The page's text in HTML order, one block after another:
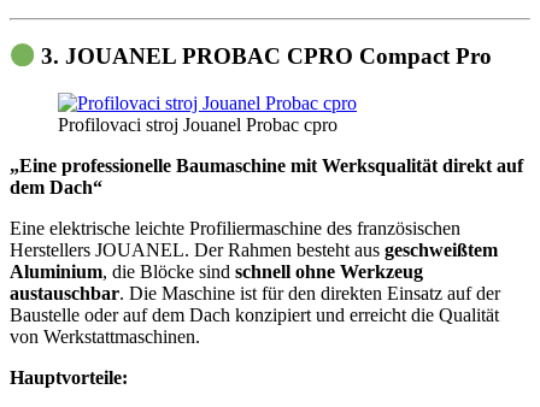
3. JOUANEL PROBAC CPRO Compact Pro
Profilovaci stroj Jouanel Probac cpro
„Eine professionelle Baumaschine mit Werksqualität direkt auf
dem Dach“
Eine elektrische leichte Profiliermaschine des französischen
Herstellers JOUANEL. Der Rahmen besteht aus geschweißtem
Aluminium, die Blöcke sind schnell ohne Werkzeug
austauschbar. Die Maschine ist für den direkten Einsatz auf der
Baustelle oder auf dem Dach konzipiert und erreicht die Qualität
von Werkstattmaschinen.
Hauptvorteile: